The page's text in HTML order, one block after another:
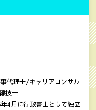
代理士/キャリアコンサル
技士
4月に行政書士として独立